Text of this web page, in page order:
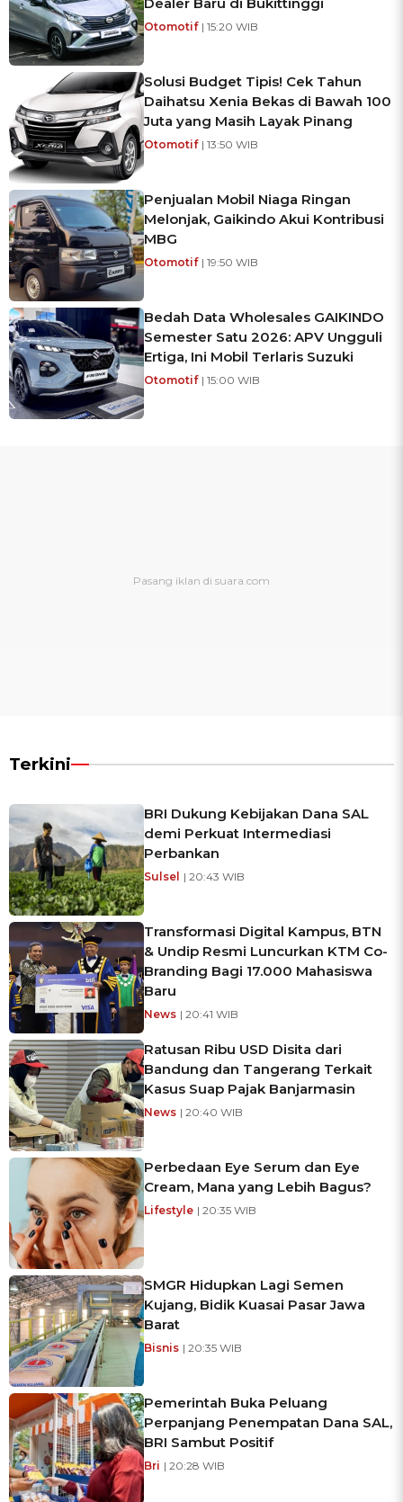
Otomotif | 15:20 WIB
Solusi Budget Tipis! Cek Tahun
Daihatsu Xenia Bekas di Bawah 100
Juta yang Masih Layak Pinang
Otomotif | 13:50 WIB
Penjualan Mobil Niaga Ringan
Melonjak, Gaikindo Akui Kontribusi
MBG
Otomotif | 19:50 WIB
Bedah Data Wholesales GAIKINDO
Semester Satu 2026: APV Ungguli
Ertiga, Ini Mobil Terlaris Suzuki
Otomotif | 15:00 WIB
Terkini
BRI Dukung Kebijakan Dana SAL
demi Perkuat Intermediasi
Perbankan
Sulsel | 20:43 WIB
Transformasi Digital Kampus, BTN
& Undip Resmi Luncurkan KTM Co-
Branding Bagi 17.000 Mahasiswa
Baru
News | 20:41 WIB
Ratusan Ribu USD Disita dari
Bandung dan Tangerang Terkait
Kasus Suap Pajak Banjarmasin
News | 20:40 WIB
Perbedaan Eye Serum dan Eye
Cream, Mana yang Lebih Bagus?
Lifestyle | 20:35 WIB
SMGR Hidupkan Lagi Semen
Kujang, Bidik Kuasai Pasar Jawa
Barat
Bisnis | 20:35 WIB
Pemerintah Buka Peluang
Perpanjang Penempatan Dana SAL,
BRI Sambut Positif
Bri | 20:28 WIB